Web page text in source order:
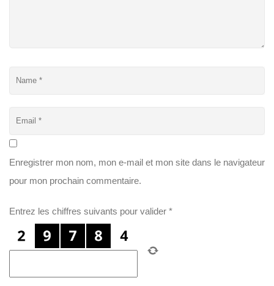
Enregistrer mon nom, mon e-mail et mon site dans le navigateur
pour mon prochain commentaire.
Entrez les chiffres suivants pour valider *